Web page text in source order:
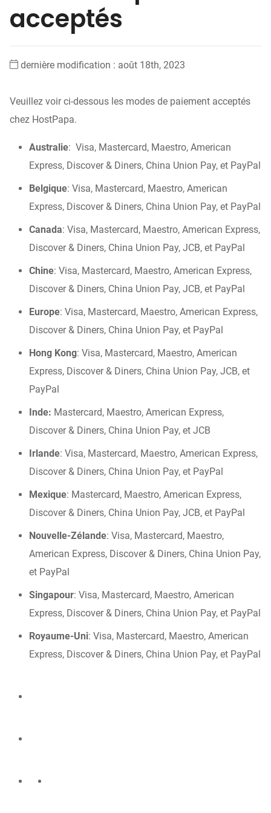
acceptés
dernière modification : août 18th, 2023
Veuillez voir ci-dessous les modes de paiement acceptés
chez HostPapa.
Australie: Visa, Mastercard, Maestro, American
Express, Discover & Diners, China Union Pay, et PayPal
Belgique: Visa, Mastercard, Maestro, American
Express, Discover & Diners, China Union Pay, et PayPal
Canada: Visa, Mastercard, Maestro, American Express,
Discover & Diners, China Union Pay, JCB, et PayPal
Chine: Visa, Mastercard, Maestro, American Express,
Discover & Diners, China Union Pay, JCB, et PayPal
Europe: Visa, Mastercard, Maestro, American Express,
Discover & Diners, China Union Pay, et PayPal
Hong Kong: Visa, Mastercard, Maestro, American
Express, Discover & Diners, China Union Pay, JCB, et
PayPal
Inde: Mastercard, Maestro, American Express,
Discover & Diners, China Union Pay, et JCB
Irlande: Visa, Mastercard, Maestro, American Express,
Discover & Diners, China Union Pay, et PayPal
Mexique: Mastercard, Maestro, American Express,
Discover & Diners, China Union Pay, JCB, et PayPal
Nouvelle-Zélande: Visa, Mastercard, Maestro,
American Express, Discover & Diners, China Union Pay,
et PayPal
Singapour: Visa, Mastercard, Maestro, American
Express, Discover & Diners, China Union Pay, et PayPal
Royaume-Uni: Visa, Mastercard, Maestro, American
Express, Discover & Diners, China Union Pay, et PayPal